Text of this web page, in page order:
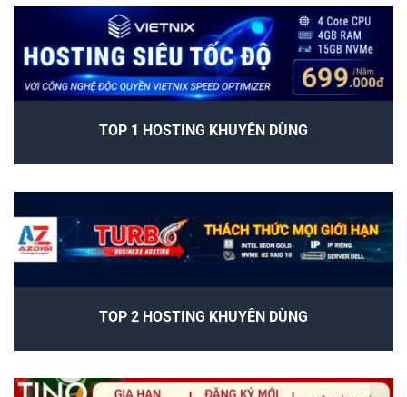
TOP 1 HOSTING KHUYÊN DÙNG
TOP 2 HOSTING KHUYÊN DÙNG